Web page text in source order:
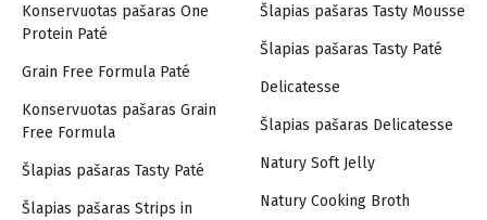
Konservuotas pašaras One
Protein Paté
Grain Free Formula Paté
Konservuotas pašaras Grain
Free Formula
Šlapias pašaras Tasty Paté
Šlapias pašaras Strips in
Šlapias pašaras Tasty Mousse
Šlapias pašaras Tasty Paté
Delicatesse
Šlapias pašaras Delicatesse
Natury Soft Jelly
Natury Cooking Broth